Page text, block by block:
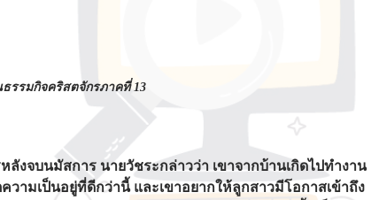
รรมกิจคริสตจักรภาคที่ 13
งจบนมัสการ นายวัชระกล่าวว่า เขาจากบ้านเกิดไปทำงาน
วามเป็นอยู่ที่ดีกว่านี้ และเขาอยากให้ลูกสาวมีโอกาสเข้าถึง